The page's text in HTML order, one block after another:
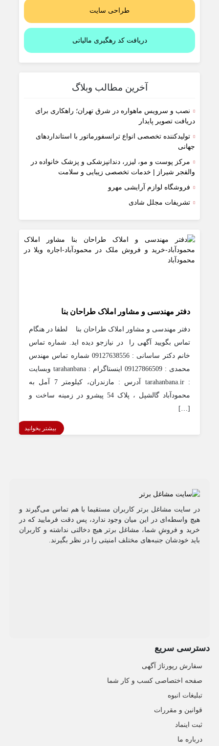
طراحی سایت
دریافت کد رهگیری مالیاتی
آخرین مطالب وبلاگ
نصب و سرویس ماهواره در شرق تهران؛ راهکاری برای
دریافت تصویر پایدار
تولیدکننده تخصصی انواع ترانسفورماتور با استانداردهای
جهانی
مرکز پوست و مو، لیزر، دندانپزشکی و پزشک خانواده در
والفجر شیراز | خدمات تخصصی زیبایی و سلامت
فروشگاه لوازم آرایشی مهرو
تشریفات مجلل شادی
دفتر مهندسی و مشاور املاک طراحان بنا
دفتر مهندسی و مشاور املاک طراحان بنا لطفا در هنگام
تماس بگویید آگهی را در نیازجو دیده اید. شماره تماس
خانم دکتر ساسانی : 09127638556 شماره تماس مهندس
محمدی : 09127866509 اینستاگرام : tarahanbana وبسایت
: tarahanbana.ir آدرس : مازندران، کیلومتر 7 آمل به
محمودآباد گالشپل ، پلاک 54 پیشرو در زمینه ساخت و
[…]
بیشتر بخوانید
در سایت مشاغل برتر کاربران مستقیما با هم تماس می‌گیرند و
هیچ واسطه‌ای در این میان وجود ندارد، پس دقت فرمایید که در
خرید و فروشِ شما، مشاغل برتر هیچ دخالتی نداشته و کاربران
باید خودشان جنبه‌های مختلف امنیتی را در نظر بگیرند.
دسترسی سریع
سفارش رپورتاژ آگهی
صفحه اختصاصی کسب و کار شما
تبلیغات انبوه
قوانین و مقررات
ثبت اینماد
درباره ما